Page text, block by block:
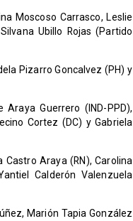
Moscoso Carrasco, Leslie
Ubillo Rojas (Partido
Pizarro Goncalvez (PH) y
Guerrero (IND-PPD),
Cortez (DC) y Gabriela
Araya (RN), Carolina
Calderón Valenzuela
Marión Tapia González